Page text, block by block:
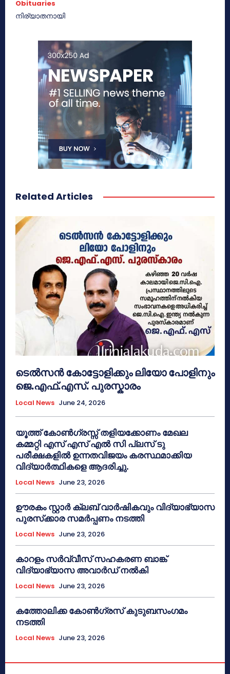
Obituaries
നിര്യാതനായി
Related Articles
ടെൽസൻ കോട്ടോളിക്കും ലിയോ പോളിനും
ജെ.എഫ്.എസ്. പുരസ്കാരം
Local News June 24, 2026
യൂത്ത് കോൺഗ്രസ്സ് തളിയക്കോണം മേഖല
കമ്മറ്റി എസ് എസ് എൽ സി പ്ലസ് ടു
പരീക്ഷകളിൽ ഉന്നതവിജയം കരസ്ഥമാക്കിയ
വിദ്യാർത്ഥികളെ ആദരിച്ചു.
Local News June 23, 2026
ഊരകം സ്റ്റാർ ക്ലബ് വാർഷികവും വിദ്യാഭ്യാസ
പുരസ്‌ക്കാര സമർപ്പണം നടത്തി
Local News June 23, 2026
കാറളം സർവ്വീസ് സഹകരണ ബാങ്ക്
വിദ്യാഭ്യാസ അവാർഡ് നൽകി
Local News June 23, 2026
കത്തോലിക്ക കോൺഗ്രസ് കുടുബസംഗമം
നടത്തി
Local News June 23, 2026